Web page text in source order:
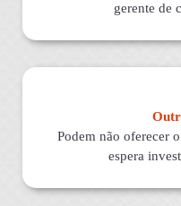
gerente de
Podem não oferecer
espera